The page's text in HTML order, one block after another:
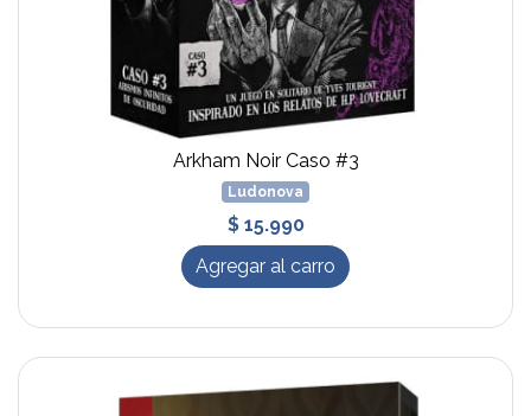
Arkham Noir Caso #3
Ludonova
$ 15.990
Agregar al carro